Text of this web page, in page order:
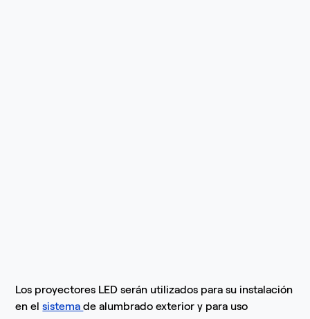
Los proyectores LED serán utilizados para su instalación
en elsistemade alumbrado exterior y para uso